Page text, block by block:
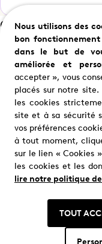
Casting
Samuel Le Bihan
Alex Hugo
Nous utilisons des
bon
dans le but de
améliorée et
accepter », vous
placés sur notre
les cookies
site et à sa sécurité
vos préférences
à tout moment,
sur le lien « Cookies
les cookies et les
lire notre politique
TOUT